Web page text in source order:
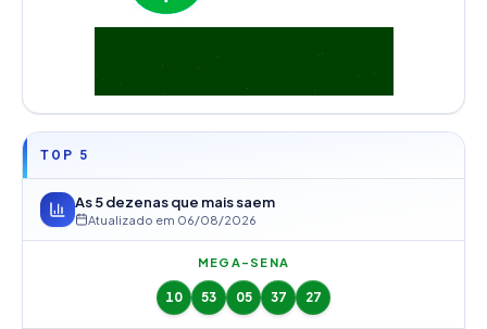
TOP 5
As 5 dezenas que mais saem
Atualizado em 06/08/2026
MEGA-SENA
10 53 05 37 27